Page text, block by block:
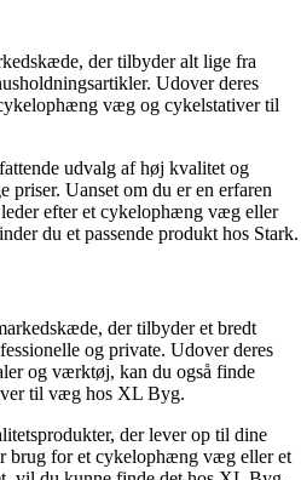
der tilbyder alt lige fra
Udover deres
væg og cykelstativer til
udvalg af høj kvalitet og
Uanset om du er en erfaren
efter et cykelophæng væg eller
du et passende produkt hos Stark.
der tilbyder et bredt
og private. Udover deres
og værktøj, kan du også finde
til væg hos XL Byg.
der lever op til dine
brug for et cykelophæng væg eller et